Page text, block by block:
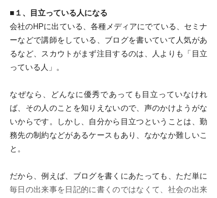
■１、目立っている人になる
会社のHPに出ている、各種メディアにでている、セミナ
ーなどで講師をしている、ブログを書いていて人気があ
るなど、スカウトがまず注目するのは、人よりも「目立
っている人」。
なぜなら、どんなに優秀であっても目立っていなけれ
ば、その人のことを知りえないので、声のかけようがな
いからです。しかし、自分から目立つということは、勤
務先の制約などがあるケースもあり、なかなか難しいこ
と。
だから、例えば、ブログを書くにあたっても、ただ単に
毎日の出来事を日記的に書くのではなくて、社会の出来